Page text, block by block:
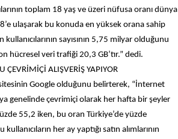
toplam 18 yaş ve üzeri nüfusa oranı dünya
ulaşarak bu konuda en yüksek orana sahip
sayısının 5,75 milyar olduğunu
hücresel veri trafiği 20,3 GB’tır.” dedi.
ÇEVRİMİÇİ ALIŞVERİŞ YAPIYOR
Google olduğunu belirterek, “İnternet
genelinde çevrimiçi olarak her hafta bir şeyler
55,2 iken, bu oran Türkiye’de yüzde
her ay yaptığı satın alımlarının